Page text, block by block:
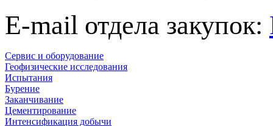
E-mail отдела закупок:
Сервис и оборудование
Геофизические исследования
Испытания
Бурение
Заканчивание
Цементирование
Интенсификация добычи